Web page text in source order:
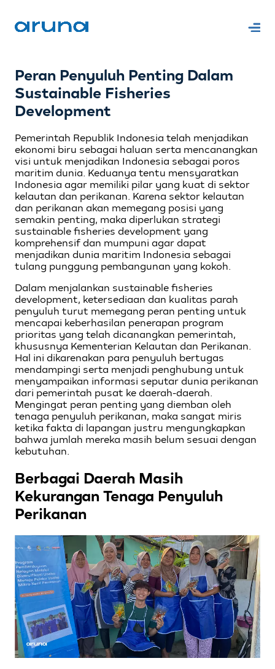
Peran Penyuluh Penting Dalam
Sustainable Fisheries
Development
Pemerintah Republik Indonesia telah menjadikan
ekonomi biru sebagai haluan serta mencanangkan
visi untuk menjadikan Indonesia sebagai poros
maritim dunia. Keduanya tentu mensyaratkan
Indonesia agar memiliki pilar yang kuat di sektor
kelautan dan perikanan. Karena sektor kelautan
dan perikanan akan memegang posisi yang
semakin penting, maka diperlukan strategi
sustainable fisheries development yang
komprehensif dan mumpuni agar dapat
menjadikan dunia maritim Indonesia sebagai
tulang punggung pembangunan yang kokoh.
Dalam menjalankan sustainable fisheries
development, ketersediaan dan kualitas parah
penyuluh turut memegang peran penting untuk
mencapai keberhasilan penerapan program
prioritas yang telah dicanangkan pemerintah,
khususnya Kementerian Kelautan dan Perikanan.
Hal ini dikarenakan para penyuluh bertugas
mendampingi serta menjadi penghubung untuk
menyampaikan informasi seputar dunia perikanan
dari pemerintah pusat ke daerah-daerah.
Mengingat peran penting yang diemban oleh
tenaga penyuluh perikanan, maka sangat miris
ketika fakta di lapangan justru mengungkapkan
bahwa jumlah mereka masih belum sesuai dengan
kebutuhan.
Berbagai Daerah Masih
Kekurangan Tenaga Penyuluh
Perikanan